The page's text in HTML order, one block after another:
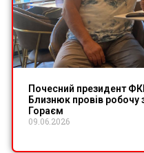
Почесний президент
Близнюк провів робочу
Гораєм
09.06.2026